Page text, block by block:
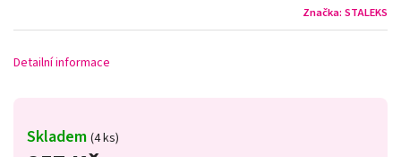
Značka: STALEKS
Skladem (4 ks)
Detailní informace